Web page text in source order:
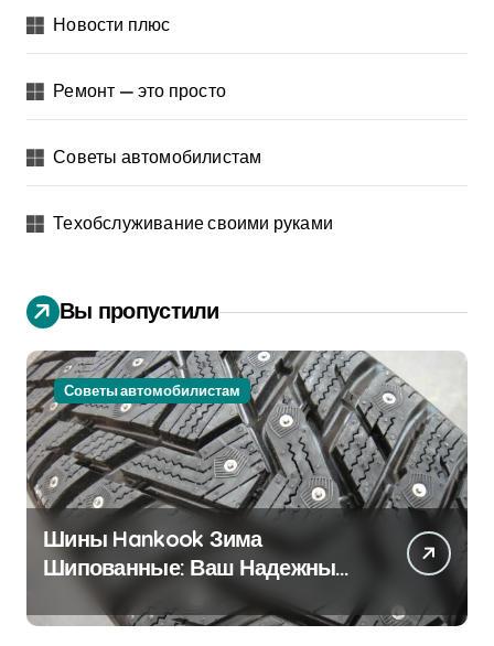
Новости плюс
Ремонт — это просто
Советы автомобилистам
Техобслуживание своими руками
Вы пропустили
Советы автомобилистам
Шины Hankook Зима
Шипованные: Ваш Надежный
Партнёр на Снежных Дорогах